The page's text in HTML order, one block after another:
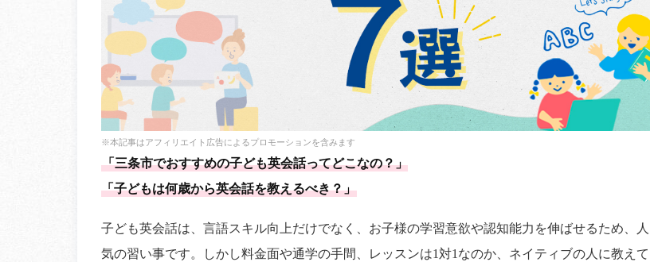
※本記事はアフィリエイト広告によるプロモーションを含みます
「三条市でおすすめの子ども英会話ってどこなの？」
「子どもは何歳から英会話を教えるべき？」
子ども英会話は、言語スキル向上だけでなく、お子様の学習意欲や認知能力を伸ばせるため、人
気の習い事です。しかし料金面や通学の手間、レッスンは1対1なのか、ネイティブの人に教えて